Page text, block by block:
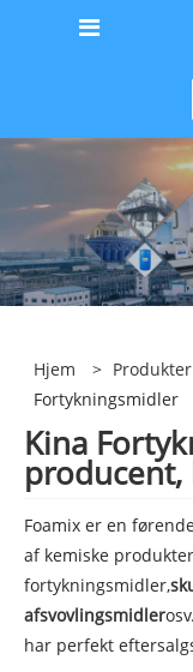
Hjem > Produkter
Fortykningsmidler
Kina
Foamix er en
af kemiske
fortykningsmidler,
afsvovlingsmidler
har perfekt